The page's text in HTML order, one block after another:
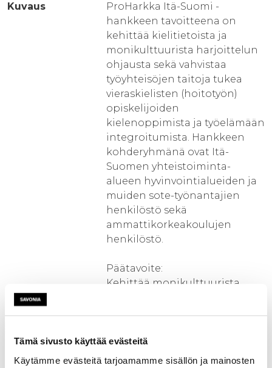
Tämä sivusto käyttää evästeitä
Käytämme evästeitä tarjoamamme sisällön ja mainosten
Kuvaus
ProHarkka Itä-Suomi -
hankkeen tavoitteena on
kehittää kielitietoista ja
monikulttuurista harjoittelun
ohjausta sekä vahvistaa
työyhteisöjen taitoja tukea
vieraskielisten (hoitotyön)
opiskelijoiden
kielenoppimista ja työelämään
integroitumista. Hankkeen
kohderyhmänä ovat Itä-
Suomen yhteistoiminta-
alueen hyvinvointialueiden ja
muiden sote-työnantajien
henkilöstö sekä
ammattikorkeakoulujen
henkilöstö.
Päätavoite:
Kehittää monikulttuurista
vieraskielisten (hoitotyön)
opiskelijoiden oppimista ja